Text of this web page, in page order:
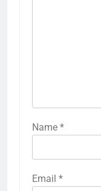
Name *
Email *